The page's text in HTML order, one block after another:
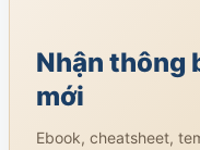
Nhận thông
mới
Ebook, cheatsheet,